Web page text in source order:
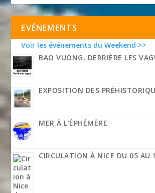
EVÉNEMENTS
Voir les événements du Weekend >>
BAO VUONG, DERRIÈRE LES
EXPOSITION DES
MER À L’ÉPHÉMÈRE
CIRCULATION À NICE DU 05 AU